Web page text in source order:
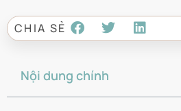
CHIA SẺ
Nội dung chính